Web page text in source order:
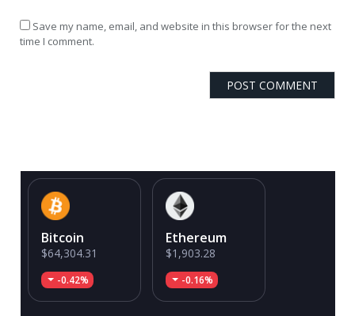
Save my name, email, and website in this browser for the next
time I comment.
Bitcoin
$64,304.31
-0.42%
Ethereum
$1,903.28
-0.16%